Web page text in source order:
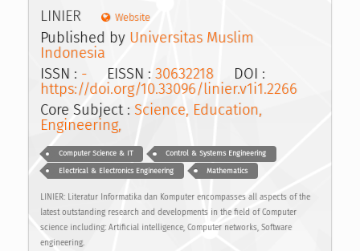
LINIER Website
Published by Universitas Muslim
Indonesia
ISSN : - EISSN : 30632218 DOI :
https://doi.org/10.33096/linier.v1i1.2266
Core Subject : Science, Education,
Engineering,
Computer Science & IT Control & Systems Engineering
Electrical & Electronics Engineering Mathematics
LINIER: Literatur Informatika dan Komputer encompasses all aspects of the
latest outstanding research and developments in the field of Computer
science including: Artificial intelligence, Computer networks, Software
engineering.